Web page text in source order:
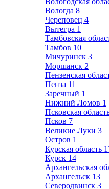
Вологда 8
Череповец 4
Вытегра 1
Тамбовская
Тамбов 10
Мичуринск 3
Моршанск 2
Пензенская
Пенза 11
Заречный 1
Нижний Ломов 1
Псковская
Псков 7
Великие Луки 3
Остров 1
Курская область
Курск 14
Архангельская
Архангельск 13
Северодвинск 3